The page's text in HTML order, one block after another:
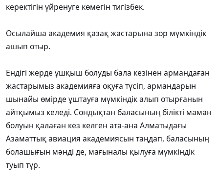
керектігін үйренуге көмегін тигізбек.
Осылайша академия қазақ жастарына зор мүмкіндік
ашып отыр.
Ендігі жерде ұшқыш болуды бала кезінен армандаған
жастарымыз академияға оқуға түсіп, армандарын
шынайы өмірде ұштауға мүмкіндік алып отырғанын
айтқымыз келеді. Сондықтан баласының білікті маман
болуын қалаған кез келген ата-ана Алматыдағы
Азаматтық авиация академиясын таңдап, баласының
болашығын мәнді де, мағыналы қылуға мүмкіндік
туып тұр.